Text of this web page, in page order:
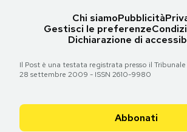
Chi siamoPubblicità
Gestisci le preferenze
Dichiarazione di
Il Post è una testata registrata presso il
28 settembre 2009 - ISSN 2610-9980
Abbonati